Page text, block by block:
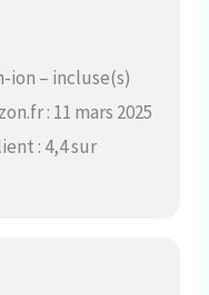
ion – incluse(s)
: 11 mars 2025
: 4,4 sur